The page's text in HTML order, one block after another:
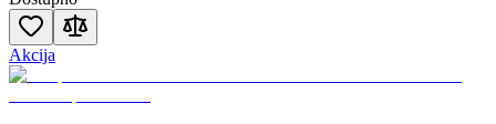
Akcija